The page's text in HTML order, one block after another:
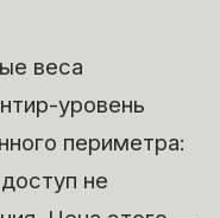
веса
уровень
периметра:
не